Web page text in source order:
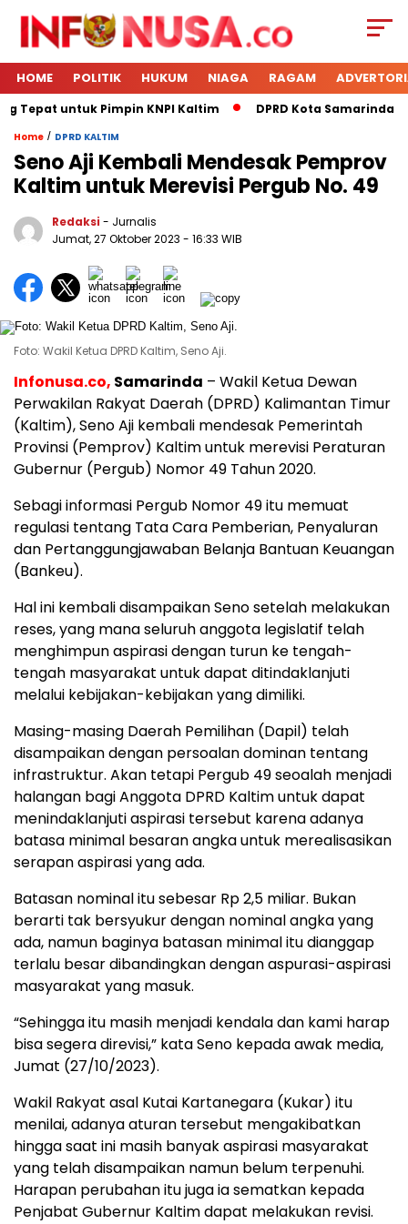
HOME POLITIK HUKUM NIAGA RAGAM
Tepat untuk Pimpin KNPI Kaltim DPRD Kota Samarinda
Home / DPRD KALTIM
Seno Aji Kembali Mendesak Pemprov
Kaltim untuk Merevisi Pergub No. 49
Redaksi - Jurnalis
Jumat, 27 Oktober 2023 - 16:33 WIB
Foto: Wakil Ketua DPRD Kaltim, Seno Aji.
Infonusa.co, Samarinda – Wakil Ketua Dewan
Perwakilan Rakyat Daerah (DPRD) Kalimantan Timur
(Kaltim), Seno Aji kembali mendesak Pemerintah
Provinsi (Pemprov) Kaltim untuk merevisi Peraturan
Gubernur (Pergub) Nomor 49 Tahun 2020.
Sebagi informasi Pergub Nomor 49 itu memuat
regulasi tentang Tata Cara Pemberian, Penyaluran
dan Pertanggungjawaban Belanja Bantuan Keuangan
(Bankeu).
Hal ini kembali disampaikan Seno setelah melakukan
reses, yang mana seluruh anggota legislatif telah
menghimpun aspirasi dengan turun ke tengah-
tengah masyarakat untuk dapat ditindaklanjuti
melalui kebijakan-kebijakan yang dimiliki.
Masing-masing Daerah Pemilihan (Dapil) telah
disampaikan dengan persoalan dominan tentang
infrastruktur. Akan tetapi Pergub 49 seoalah menjadi
halangan bagi Anggota DPRD Kaltim untuk dapat
menindaklanjuti aspirasi tersebut karena adanya
batasa minimal besaran angka untuk merealisasikan
serapan aspirasi yang ada.
Batasan nominal itu sebesar Rp 2,5 miliar. Bukan
berarti tak bersyukur dengan nominal angka yang
ada, namun baginya batasan minimal itu dianggap
terlalu besar dibandingkan dengan aspurasi-aspirasi
masyarakat yang masuk.
“Sehingga itu masih menjadi kendala dan kami harap
bisa segera direvisi,” kata Seno kepada awak media,
Jumat (27/10/2023).
Wakil Rakyat asal Kutai Kartanegara (Kukar) itu
menilai, adanya aturan tersebut mengakibatkan
hingga saat ini masih banyak aspirasi masyarakat
yang telah disampaikan namun belum terpenuhi.
Harapan perubahan itu juga ia sematkan kepada
Penjabat Gubernur Kaltim dapat melakukan revisi.